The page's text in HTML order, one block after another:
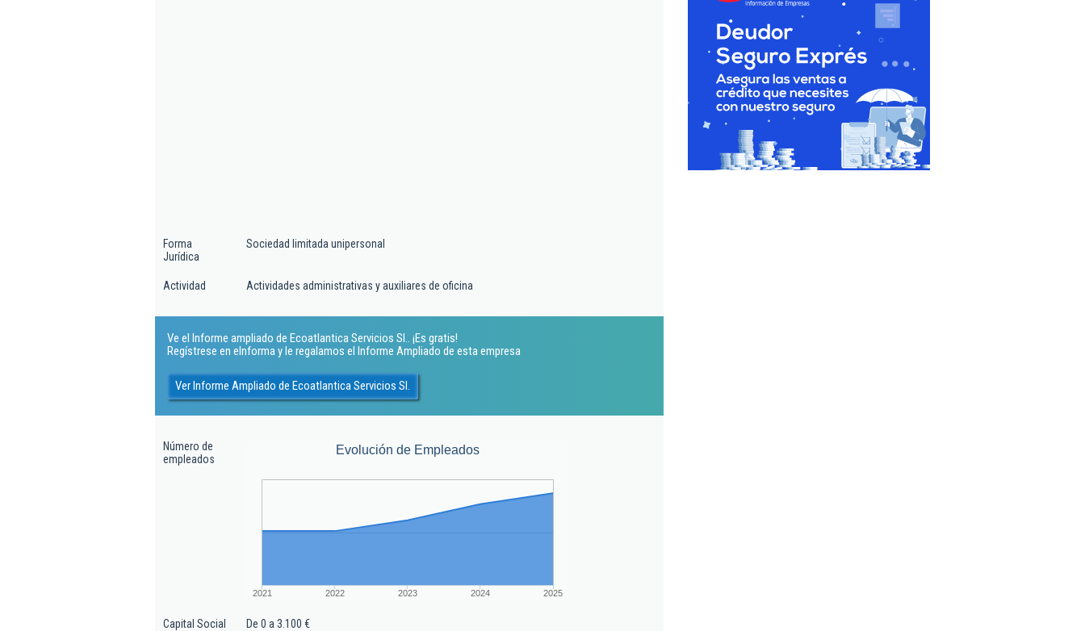
Forma
Jurídica
Sociedad limitada unipersonal
Actividad Actividades administrativas y auxiliares de oficina
Ve el Informe ampliado de Ecoatlantica Servicios Sl.. ¡Es gratis!
Regístrese en eInforma y le regalamos el Informe Ampliado de esta empresa
Ver Informe Ampliado de Ecoatlantica Servicios Sl.
Número de
empleados
Evolución de Empleados
2021 2022 2023 2024 2025
Capital Social De 0 a 3.100 €